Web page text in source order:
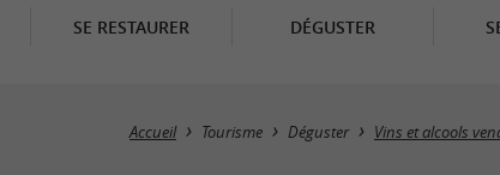
SE RESTAURER DÉGUSTER
Accueil Tourisme Déguster Vins et alcools